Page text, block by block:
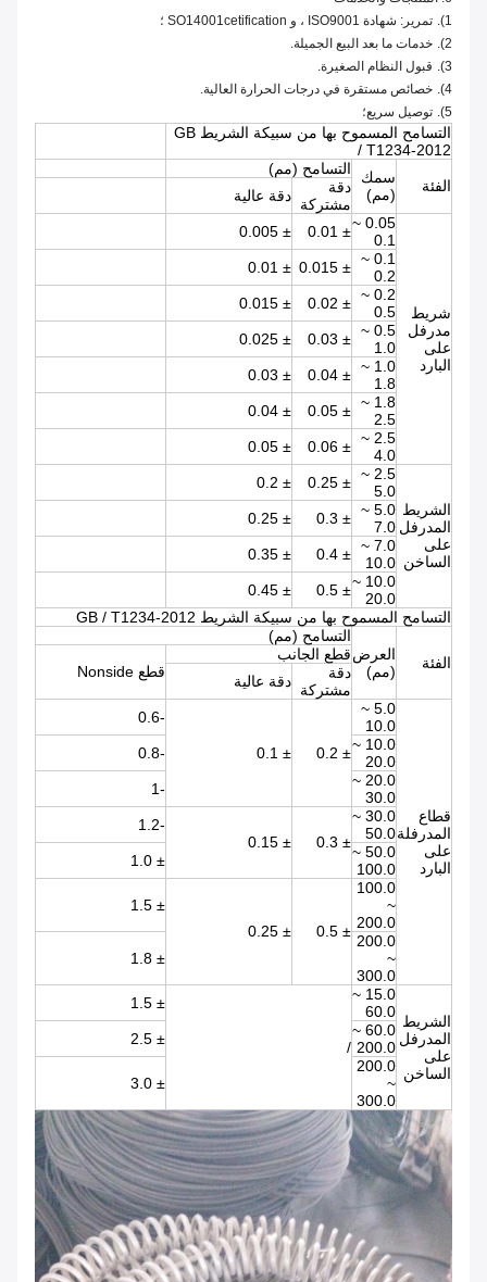
1).
تمرير: شهادة ISO9001 ، و SO14001cetification ؛
2).
خدمات ما بعد البيع الجميلة.
3).
قبول النظام الصغيرة.
4).
خصائص مستقرة في درجات الحرارة العالية.
5).
توصيل سريع؛
التسامح المسموح بها من سبيكة الشريط GB
/ T1234-2012
الفئة
سمك
(مم)
التسامح (مم)
دقة
مشتركة دقة عالية
شريط
مدرفل
على
البارد
0.05 ~
0.1
± 0.01
± 0.005
0.1 ~
0.2
± 0.015
± 0.01
0.2 ~
0.5
± 0.02
± 0.015
0.5 ~
1.0
± 0.03
± 0.025
1.0 ~
1.8
± 0.04
± 0.03
1.8 ~
2.5
± 0.05
± 0.04
2.5 ~
4.0
± 0.06
± 0.05
الشريط
المدرفل
على
الساخن
2.5 ~
5.0
± 0.25
± 0.2
5.0 ~
7.0
± 0.3
± 0.25
7.0 ~
10.0
± 0.4
± 0.35
10.0 ~
20.0
± 0.5
± 0.45
التسامح المسموح بها من سبيكة الشريط GB / T1234-2012
الفئة
العرض
(مم)
التسامح (مم)
قطع الجانب
قطع Nonside
دقة
مشتركة دقة عالية
قطاع
المدرفلة
على
البارد
5.0 ~
10.0
± 0.2
± 0.1
-0.6
10.0 ~
20.0
-0.8
20.0 ~
30.0
-1
30.0 ~
50.0
± 0.3
± 0.15
-1.2
50.0 ~
100.0
± 1.0
100.0
~
200.0
± 0.5
± 0.25
± 1.5
200.0
~
300.0
± 1.8
الشريط
المدرفل
على
الساخن
15.0 ~
60.0
/
± 1.5
60.0 ~
200.0
± 2.5
200.0
~
300.0
± 3.0